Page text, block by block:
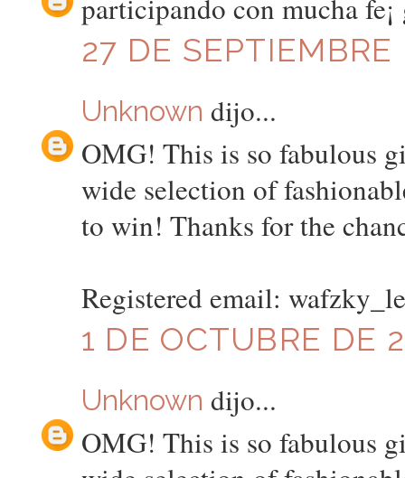
participando con mucha fe¡
27 DE
Unknown dijo...
OMG! This is so fabulous
wide selection of
to win! Thanks for the
Registered email:
1 DE OCTUBRE DE
Unknown dijo...
OMG! This is so fabulous